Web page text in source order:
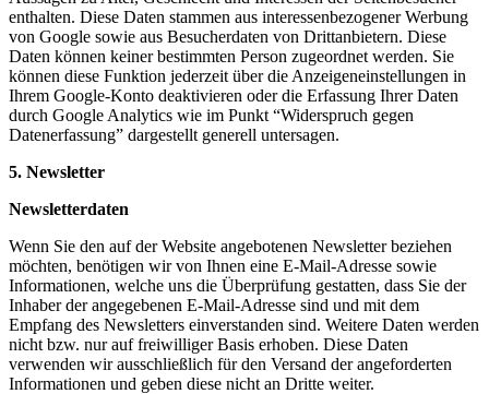
enthalten. Diese Daten stammen aus interessenbezogener Werbung
von Google sowie aus Besucherdaten von Drittanbietern. Diese
Daten können keiner bestimmten Person zugeordnet werden. Sie
können diese Funktion jederzeit über die Anzeigeneinstellungen in
Ihrem Google-Konto deaktivieren oder die Erfassung Ihrer Daten
durch Google Analytics wie im Punkt “Widerspruch gegen
Datenerfassung” dargestellt generell untersagen.
5. Newsletter
Newsletterdaten
Wenn Sie den auf der Website angebotenen Newsletter beziehen
möchten, benötigen wir von Ihnen eine E-Mail-Adresse sowie
Informationen, welche uns die Überprüfung gestatten, dass Sie der
Inhaber der angegebenen E-Mail-Adresse sind und mit dem
Empfang des Newsletters einverstanden sind. Weitere Daten werden
nicht bzw. nur auf freiwilliger Basis erhoben. Diese Daten
verwenden wir ausschließlich für den Versand der angeforderten
Informationen und geben diese nicht an Dritte weiter.